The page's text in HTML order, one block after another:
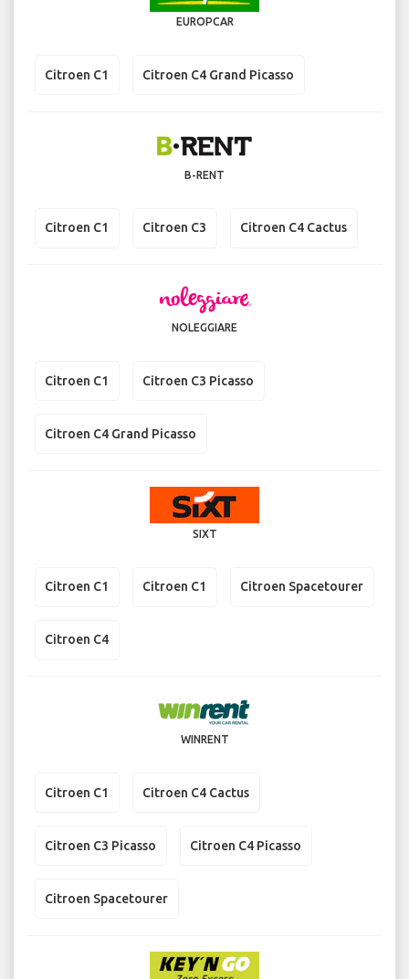
EUROPCAR
Citroen C1 Citroen C4 Grand Picasso
B-RENT
Citroen C1 Citroen C3 Citroen C4 Cactus
NOLEGGIARE
Citroen C1 Citroen C3 Picasso
Citroen C4 Grand Picasso
SIXT
Citroen C1 Citroen C1 Citroen Spacetourer
Citroen C4
WINRENT
Citroen C1 Citroen C4 Cactus
Citroen C3 Picasso Citroen C4 Picasso
Citroen Spacetourer